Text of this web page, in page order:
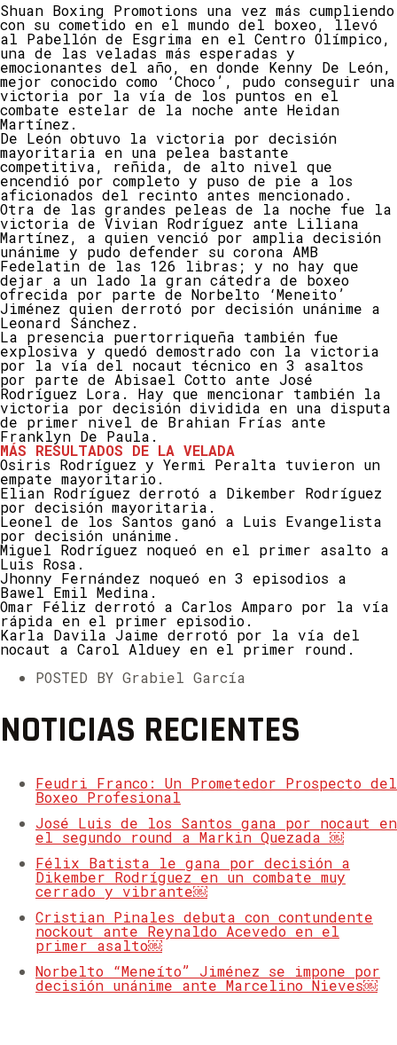
Shuan Boxing Promotions una vez más cumpliendo
con su cometido en el mundo del boxeo, llevó
al Pabellón de Esgrima en el Centro Olímpico,
una de las veladas más esperadas y
emocionantes del año, en donde Kenny De León,
mejor conocido como ‘Choco’, pudo conseguir una
victoria por la vía de los puntos en el
combate estelar de la noche ante Heidan
Martínez.
De León obtuvo la victoria por decisión
mayoritaria en una pelea bastante
competitiva, reñida, de alto nivel que
encendió por completo y puso de pie a los
aficionados del recinto antes mencionado.
Otra de las grandes peleas de la noche fue la
victoria de Vivian Rodríguez ante Liliana
Martínez, a quien venció por amplia decisión
unánime y pudo defender su corona AMB
Fedelatin de las 126 libras; y no hay que
dejar a un lado la gran cátedra de boxeo
ofrecida por parte de Norbelto ‘Meneito’
Jiménez quien derrotó por decisión unánime a
Leonard Sánchez.
La presencia puertorriqueña también fue
explosiva y quedó demostrado con la victoria
por la vía del nocaut técnico en 3 asaltos
por parte de Abisael Cotto ante José
Rodríguez Lora. Hay que mencionar también la
victoria por decisión dividida en una disputa
de primer nivel de Brahian Frías ante
Franklyn De Paula.
MÁS RESULTADOS DE LA VELADA
Osiris Rodríguez y Yermi Peralta tuvieron un
empate mayoritario.
Elian Rodríguez derrotó a Dikember Rodríguez
por decisión mayoritaria.
Leonel de los Santos ganó a Luis Evangelista
por decisión unánime.
Miguel Rodríguez noqueó en el primer asalto a
Luis Rosa.
Jhonny Fernández noqueó en 3 episodios a
Bawel Emil Medina.
Omar Féliz derrotó a Carlos Amparo por la vía
rápida en el primer episodio.
Karla Davila Jaime derrotó por la vía del
nocaut a Carol Alduey en el primer round.
POSTED BY Grabiel García
NOTICIAS RECIENTES
Feudri Franco: Un Prometedor Prospecto del
Boxeo Profesional
José Luis de los Santos gana por nocaut en
el segundo round a Markin Quezada ￼
Félix Batista le gana por decisión a
Dikember Rodríguez en un combate muy
cerrado y vibrante￼
Cristian Pinales debuta con contundente
nockout ante Reynaldo Acevedo en el
primer asalto￼
Norbelto “Meneíto” Jiménez se impone por
decisión unánime ante Marcelino Nieves￼